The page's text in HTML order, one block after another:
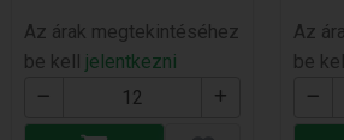
Az árak megtekintéséhez
be kell jelentkezni
Az
be